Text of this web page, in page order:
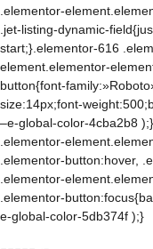
.elementor-
.jet-listing-dynamic-
start;}.elementor-616
element.elementor-
button{font-
size:14px;font-
–e-global-color-4cba2b8
.elementor-
.elementor-button:hover,
.elementor-
.elementor-
e-global-color-5db374f );}